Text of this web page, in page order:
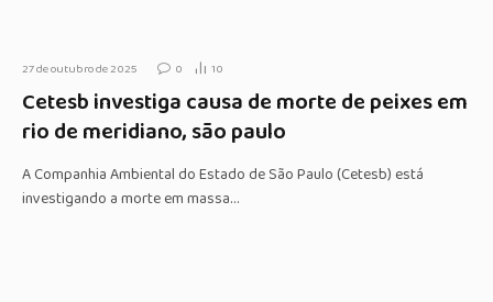
27 de outubro de 2025 0 10
Cetesb investiga causa de morte de peixes em
rio de meridiano, são paulo
A Companhia Ambiental do Estado de São Paulo (Cetesb) está
investigando a morte em massa…